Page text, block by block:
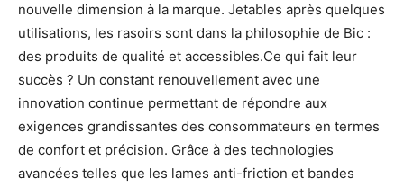
nouvelle dimension à la marque. Jetables après quelques
utilisations, les rasoirs sont dans la philosophie de Bic :
des produits de qualité et accessibles.Ce qui fait leur
succès ? Un constant renouvellement avec une
innovation continue permettant de répondre aux
exigences grandissantes des consommateurs en termes
de confort et précision. Grâce à des technologies
avancées telles que les lames anti-friction et bandes